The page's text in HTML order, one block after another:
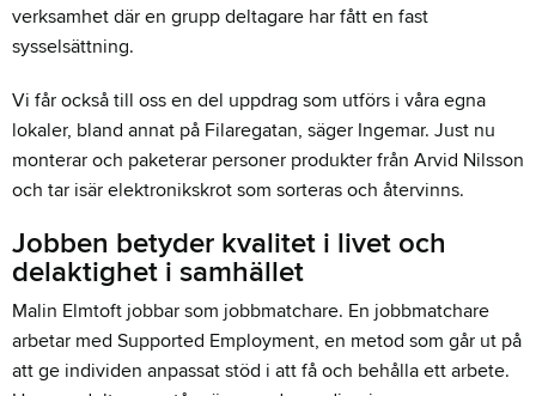
verksamhet där en grupp deltagare har fått en fast
sysselsättning.
Vi får också till oss en del uppdrag som utförs i våra egna
lokaler, bland annat på Filaregatan, säger Ingemar. Just nu
monterar och paketerar personer produkter från Arvid Nilsson
och tar isär elektronikskrot som sorteras och återvinns.
Jobben betyder kvalitet i livet och
delaktighet i samhället
Malin Elmtoft jobbar som jobbmatchare. En jobbmatchare
arbetar med Supported Employment, en metod som går ut på
att ge individen anpassat stöd i att få och behålla ett arbete.